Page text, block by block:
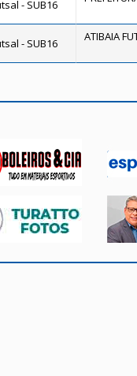
- SUB16
- SUB16 ATIBAIA